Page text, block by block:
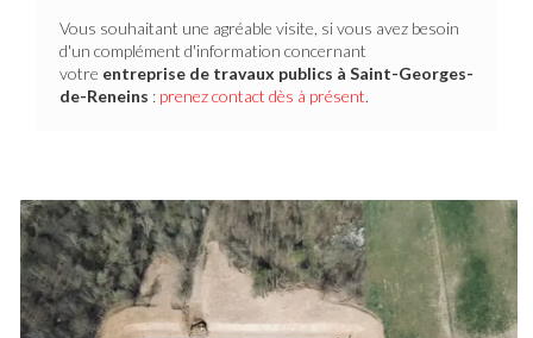
Vous souhaitant une agréable visite, si vous avez besoin
d'un complément d'information concernant
votre entreprise de travaux publics à Saint-Georges-
de-Reneins : prenez contact dès à présent.